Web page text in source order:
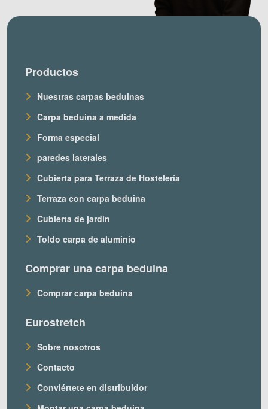
Productos
Nuestras carpas beduinas
Carpa beduina a medida
Forma especial
paredes laterales
Cubierta para Terraza de Hostelería
Terraza con carpa beduina
Cubierta de jardín
Toldo carpa de aluminio
Comprar una carpa beduina
Comprar carpa beduina
Eurostretch
Sobre nosotros
Contacto
Conviértete en distribuidor